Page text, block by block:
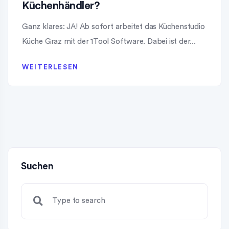
Küchenhändler?
Ganz klares: JA! Ab sofort arbeitet das Küchenstudio
Küche Graz mit der 1Tool Software. Dabei ist der...
WEITERLESEN
Suchen